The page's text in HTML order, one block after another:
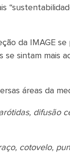
da IMAGE
sintam mais
áreas da
difusão
cotovelo,